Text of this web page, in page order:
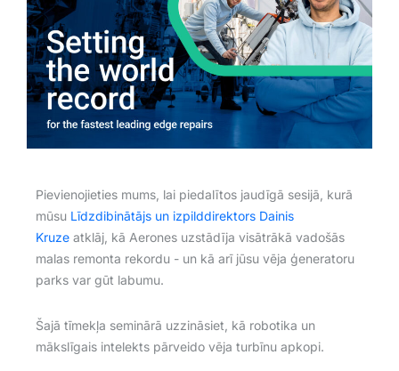
Pievienojieties mums, lai piedalītos jaudīgā sesijā, kurā
mūsu Līdzdibinātājs un izpilddirektors Dainis
Kruze atklāj, kā Aerones uzstādīja visātrākā vadošās
malas remonta rekordu - un kā arī jūsu vēja ģeneratoru
parks var gūt labumu.
Šajā tīmekļa seminārā uzzināsiet, kā robotika un
mākslīgais intelekts pārveido vēja turbīnu apkopi.